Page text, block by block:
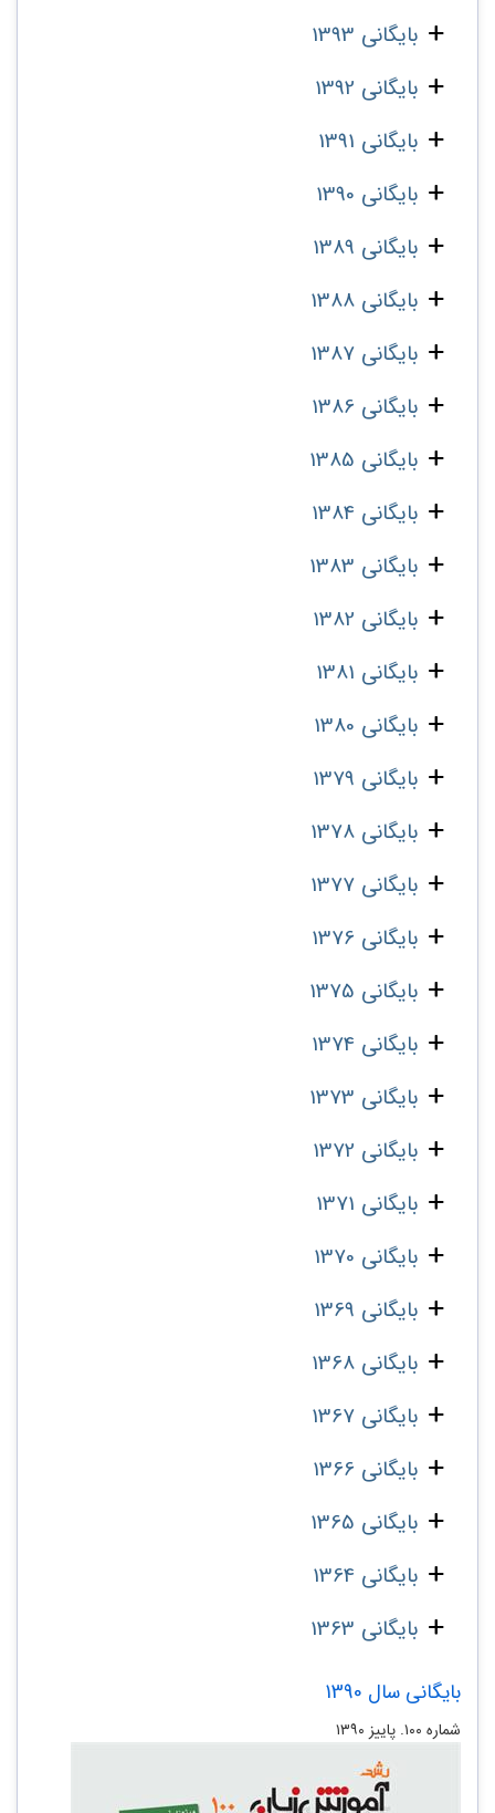
بایگانی 1393
بایگانی 1392
بایگانی 1391
بایگانی 1390
بایگانی 1389
بایگانی 1388
بایگانی 1387
بایگانی 1386
بایگانی 1385
بایگانی 1384
بایگانی 1383
بایگانی 1382
بایگانی 1381
بایگانی 1380
بایگانی 1379
بایگانی 1378
بایگانی 1377
بایگانی 1376
بایگانی 1375
بایگانی 1374
بایگانی 1373
بایگانی 1372
بایگانی 1371
بایگانی 1370
بایگانی 1369
بایگانی 1368
بایگانی 1367
بایگانی 1366
بایگانی 1365
بایگانی 1364
بایگانی 1363
بایگانی سال 1390
شماره‌ ۱۰۰. پاییز ۱۳۹۰